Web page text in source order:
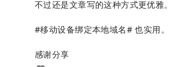
不过还是文章写的这种方式更优雅。
#移动设备绑定本地域名# 也实用。
感谢分享